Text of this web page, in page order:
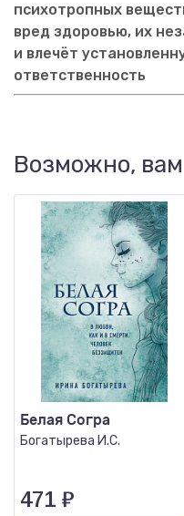
психотропных
вред здоровью, их
и влечёт
ответственность
Возможно,
Белая Согра
Богатырева И.С.
471 ₽